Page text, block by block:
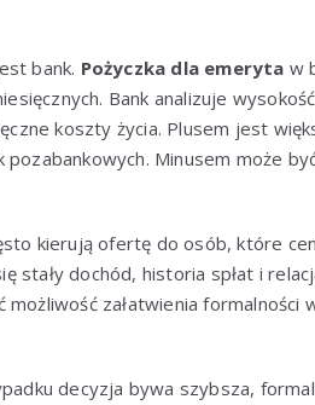
bank. Pożyczka dla emeryta w
Bank analizuje
koszty życia. Plusem jest
Minusem może
kierują ofertę do osób, które
stały dochód, historia spłat i
załatwienia formalności
decyzja bywa szybsza,